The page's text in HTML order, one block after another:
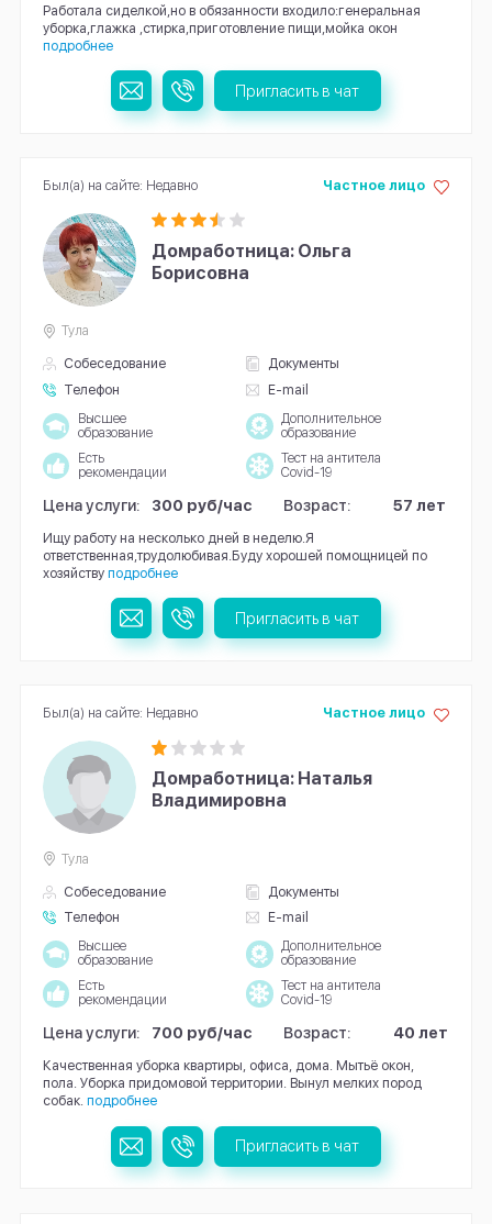
Работала сиделкой,но в обязанности входило:генеральная
уборка,глажка ,стирка,приготовление пищи,мойка окон
подробнее
Пригласить в чат
Домработница: Ольга
Борисовна
Собеседование
Документы
Телефон
E-mail
Частное лицо
Тула
Высшее
образование
Дополнительное
образование
Есть
рекомендации
Тест на антитела
Covid-19
Цена услуги: 300 руб/час Возраст: 57 лет
Ищу работу на несколько дней в неделю.Я
ответственная,трудолюбивая.Буду хорошей помощницей по
хозяйству подробнее
Был(а) на сайте: Недавно
Пригласить в чат
Домработница: Наталья
Владимировна
Собеседование
Документы
Телефон
E-mail
Частное лицо
Тула
Высшее
образование
Дополнительное
образование
Есть
рекомендации
Тест на антитела
Covid-19
Цена услуги: 700 руб/час Возраст: 40 лет
Качественная уборка квартиры, офиса, дома. Мытьё окон,
пола. Уборка придомовой территории. Вынул мелких пород
собак. подробнее
Был(а) на сайте: Недавно
Пригласить в чат